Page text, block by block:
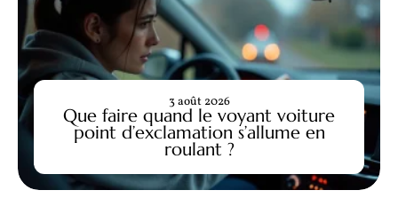
Que faire quand le voyant voiture
point d’exclamation s’allume en
roulant ?
3 août 2026